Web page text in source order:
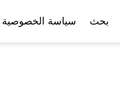
بحث سياسة الخصوصية